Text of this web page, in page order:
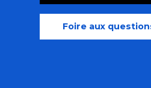
Foire aux